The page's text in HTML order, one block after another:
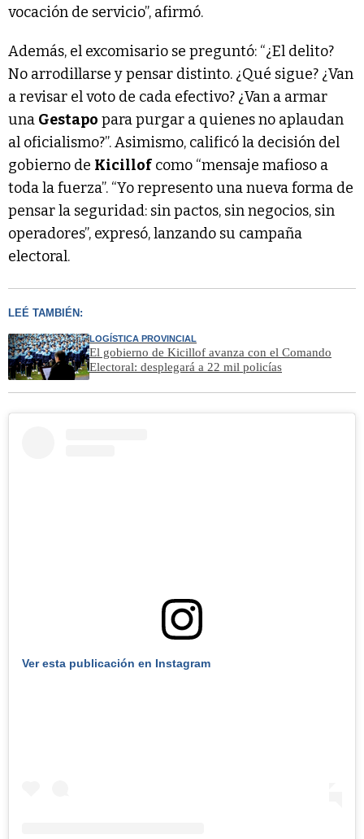
vocación de servicio”, afirmó.
Además, el excomisario se preguntó: “¿El delito?
No arrodillarse y pensar distinto. ¿Qué sigue? ¿Van
a revisar el voto de cada efectivo? ¿Van a armar
una Gestapo para purgar a quienes no aplaudan
al oficialismo?”. Asimismo, calificó la decisión del
gobierno de Kicillofcomo “mensaje mafioso a
toda la fuerza”. “Yo represento una nueva forma de
pensar la seguridad: sin pactos, sin negocios, sin
operadores”, expresó, lanzando su campaña
electoral.
LEÉ TAMBIÉN:
LOGÍSTICA PROVINCIAL
El gobierno de Kicillof avanza con el Comando
Electoral: desplegará a 22 mil policías
Ver esta publicación en Instagram